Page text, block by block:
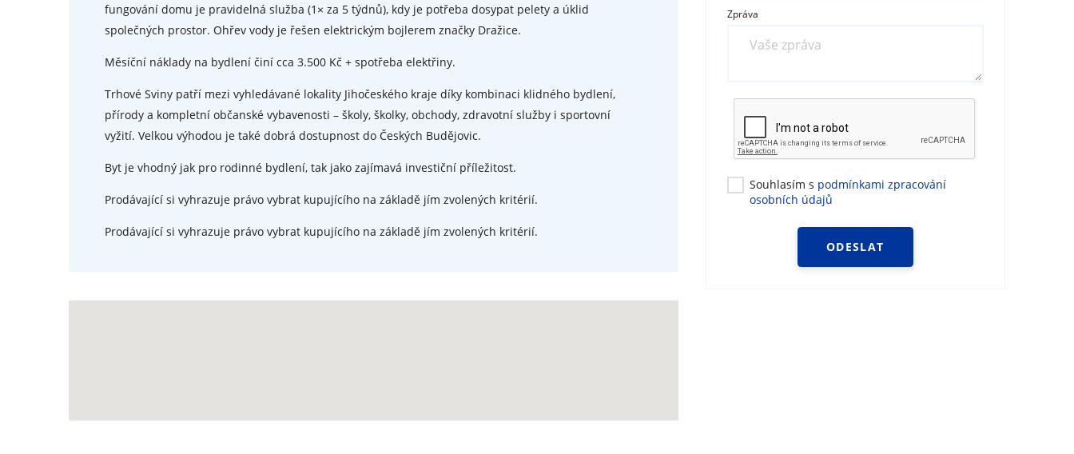
fungování domu je pravidelná služba (1× za 5 týdnů), kdy je potřeba dosypat pelety a úklid
společných prostor. Ohřev vody je řešen elektrickým bojlerem značky Dražice.
Měsíční náklady na bydlení činí cca 3.500 Kč + spotřeba elektřiny.
Trhové Sviny patří mezi vyhledávané lokality Jihočeského kraje díky kombinaci klidného bydlení,
přírody a kompletní občanské vybavenosti – školy, školky, obchody, zdravotní služby i sportovní
vyžití. Velkou výhodou je také dobrá dostupnost do Českých Budějovic.
Byt je vhodný jak pro rodinné bydlení, tak jako zajímavá investiční příležitost.
Prodávající si vyhrazuje právo vybrat kupujícího na základě jím zvolených kritérií.
Prodávající si vyhrazuje právo vybrat kupujícího na základě jím zvolených kritérií.
Zpráva
Souhlasím s podmínkami zpracování
osobních údajů
ODESLAT